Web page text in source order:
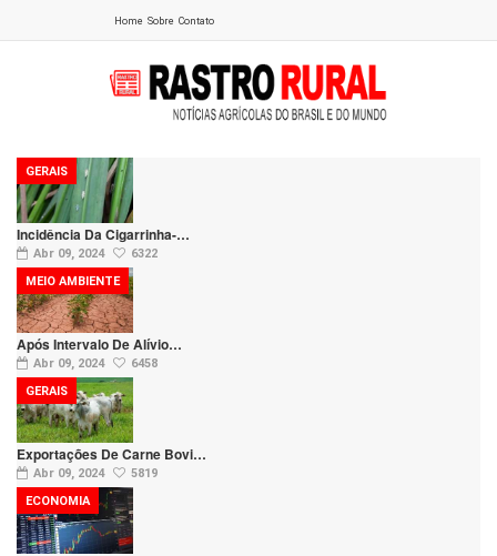
Home Sobre Contato
Incidência Da Cigarrinha-…
Abr 09, 2024 6322
GERAIS
Após Intervalo De Alívio…
Abr 09, 2024 6458
MEIO AMBIENTE
Exportações De Carne Bovi…
Abr 09, 2024 5819
GERAIS
ECONOMIA